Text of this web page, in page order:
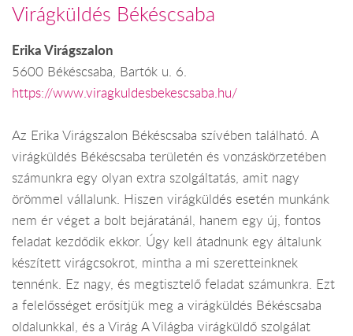
Virágküldés Békéscsaba
Erika Virágszalon
5600 Békéscsaba, Bartók u. 6.
https://www.viragkuldesbekescsaba.hu/
Az Erika Virágszalon Békéscsaba szívében található. A
virágküldés Békéscsaba területén és vonzáskörzetében
számunkra egy olyan extra szolgáltatás, amit nagy
örömmel vállalunk. Hiszen virágküldés esetén munkánk
nem ér véget a bolt bejáratánál, hanem egy új, fontos
feladat kezdődik ekkor. Úgy kell átadnunk egy általunk
készített virágcsokrot, mintha a mi szeretteinknek
tennénk. Ez nagy, és megtisztelő feladat számunkra. Ezt
a felelősséget erősítjük meg a virágküldés Békéscsaba
oldalunkkal, és a Virág A Világba virágküldő szolgálat